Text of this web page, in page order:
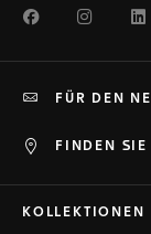
Facebook
FINDEN
FÜR DEN
KOLLEKTIONEN